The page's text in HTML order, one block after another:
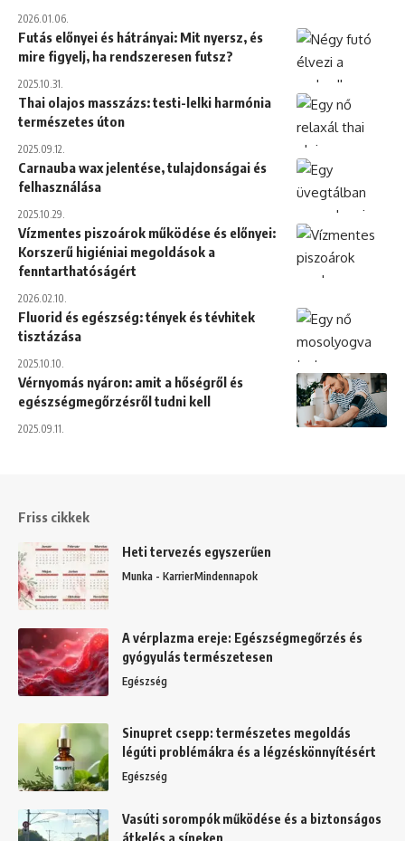
2026.01.06.
Futás előnyei és hátrányai: Mit nyersz, és
mire figyelj, ha rendszeresen futsz?
2025.10.31.
Thai olajos masszázs: testi-lelki harmónia
természetes úton
2025.09.12.
Carnauba wax jelentése, tulajdonságai és
felhasználása
2025.10.29.
Vízmentes piszoárok működése és előnyei:
Korszerű higiéniai megoldások a
fenntarthatóságért
2026.02.10.
Fluorid és egészség: tények és tévhitek
tisztázása
2025.10.10.
Vérnyomás nyáron: amit a hőségről és
egészségmegőrzésről tudni kell
2025.09.11.
Friss cikkek
Heti tervezés egyszerűen
Munka - KarrierMindennapok
A vérplazma ereje: Egészségmegőrzés és
gyógyulás természetesen
Egészség
Sinupret csepp: természetes megoldás
légúti problémákra és a légzéskönnyítésért
Egészség
Vasúti sorompók működése és a biztonságos
átkelés a síneken